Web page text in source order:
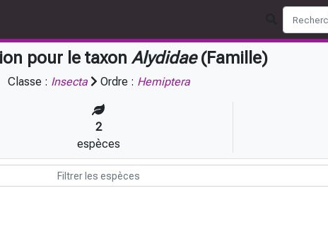
pour le taxonAlydidae(Famille)
Classe : Insecta Ordre : Hemiptera
2
espèces